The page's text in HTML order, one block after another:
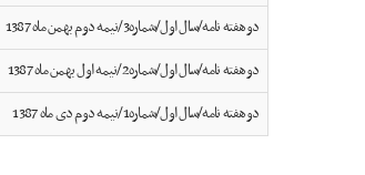
دوهفته نامه/سال اول/شماره3/نیمه دوم بهمن ماه 1387
دوهفته نامه/سال اول/شماره2/نیمه اول بهمن ماه 1387
دوهفته نامه/سال اول/شماره1/نیمه دوم دی ماه 1387